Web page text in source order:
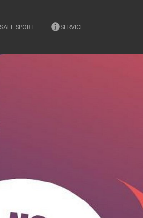
SAFE SPORT SERVICE